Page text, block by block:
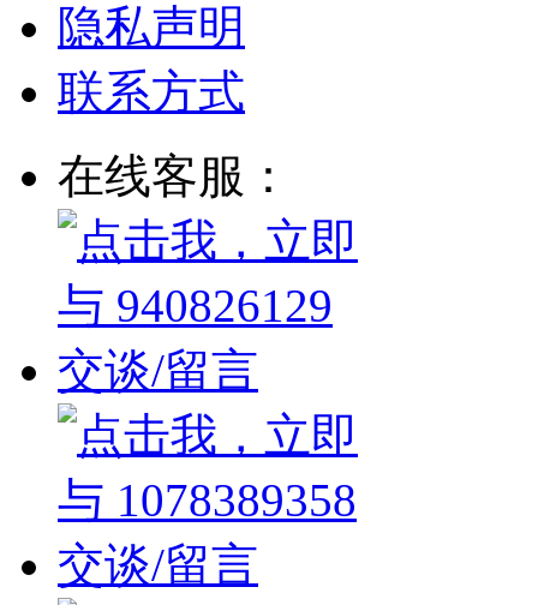
隐私声明
联系方式
在线客服：